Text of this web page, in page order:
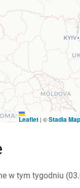
Leaflet | ©Stadia
tym tygodniu